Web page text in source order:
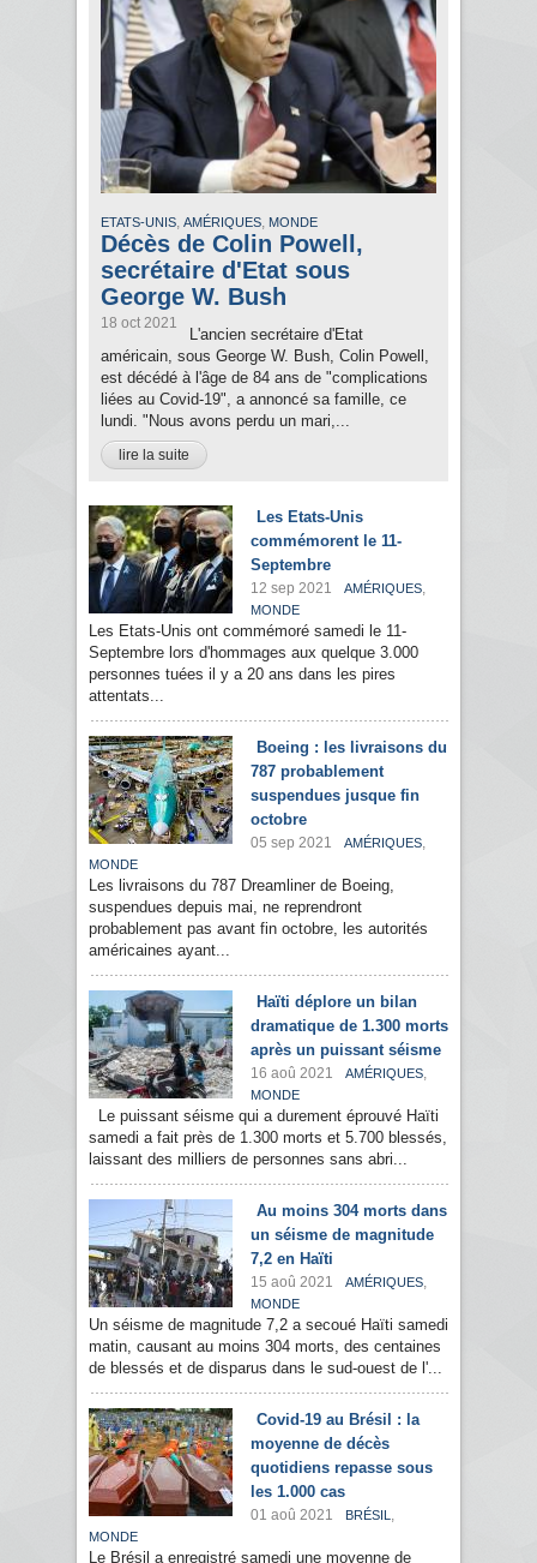
ETATS-UNIS, AMÉRIQUES, MONDE
Décès de Colin Powell,
secrétaire d'Etat sous
George W. Bush
18 oct 2021
L'ancien secrétaire d'Etat
américain, sous George W. Bush, Colin Powell,
est décédé à l'âge de 84 ans de "complications
liées au Covid-19", a annoncé sa famille, ce
lundi. "Nous avons perdu un mari,...
lire la suite
Les Etats-Unis
commémorent le 11-
Septembre
12 sep 2021 AMÉRIQUES,
MONDE
Les Etats-Unis ont commémoré samedi le 11-
Septembre lors d'hommages aux quelque 3.000
personnes tuées il y a 20 ans dans les pires
attentats...
Boeing : les livraisons du
787 probablement
suspendues jusque fin
octobre
05 sep 2021 AMÉRIQUES,
MONDE
Les livraisons du 787 Dreamliner de Boeing,
suspendues depuis mai, ne reprendront
probablement pas avant fin octobre, les autorités
américaines ayant...
Haïti déplore un bilan
dramatique de 1.300 morts
après un puissant séisme
16 aoû 2021 AMÉRIQUES,
MONDE
Le puissant séisme qui a durement éprouvé Haïti
samedi a fait près de 1.300 morts et 5.700 blessés,
laissant des milliers de personnes sans abri...
Au moins 304 morts dans
un séisme de magnitude
7,2 en Haïti
15 aoû 2021 AMÉRIQUES,
MONDE
Un séisme de magnitude 7,2 a secoué Haïti samedi
matin, causant au moins 304 morts, des centaines
de blessés et de disparus dans le sud-ouest de l'...
Covid-19 au Brésil : la
moyenne de décès
quotidiens repasse sous
les 1.000 cas
01 aoû 2021 BRÉSIL ,
MONDE
Le Brésil a enregistré samedi une moyenne de